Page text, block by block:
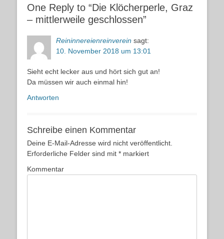
One Reply to “Die Klöcherperle, Graz
– mittlerweile geschlossen”
Reininnereienreinverein sagt:
10. November 2018 um 13:01
Sieht echt lecker aus und hört sich gut an!
Da müssen wir auch einmal hin!
Antworten
Schreibe einen Kommentar
Deine E-Mail-Adresse wird nicht veröffentlicht.
Erforderliche Felder sind mit * markiert
Kommentar